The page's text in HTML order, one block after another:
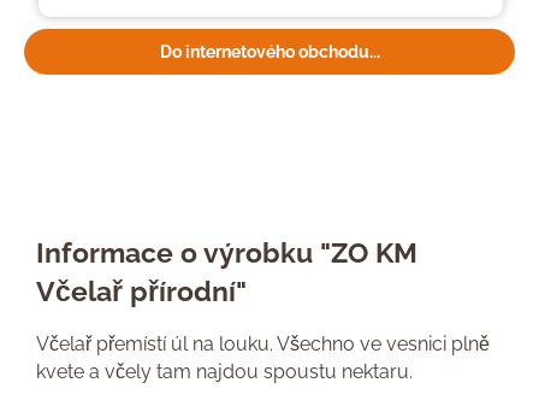
Do internetového obchodu...
Informace o výrobku "ZO KM
Včelař přírodní"
Včelař přemístí úl na louku. Všechno ve vesnici plně
kvete a včely tam najdou spoustu nektaru.